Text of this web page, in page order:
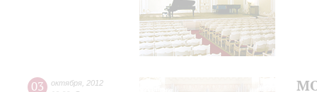
03 октября 2012